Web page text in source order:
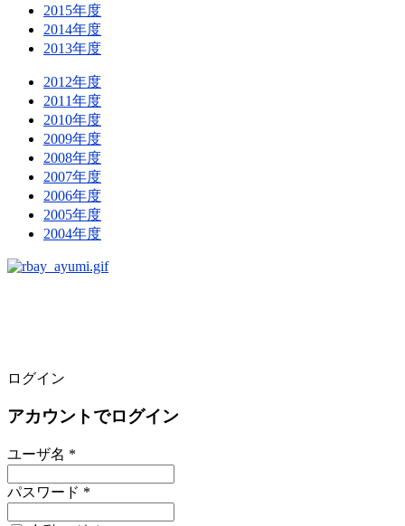
2015年度
2014年度
2013年度
2012年度
2011年度
2010年度
2009年度
2008年度
2007年度
2006年度
2005年度
2004年度
ログイン
アカウントでログイン
ユーザ名 *
パスワード *